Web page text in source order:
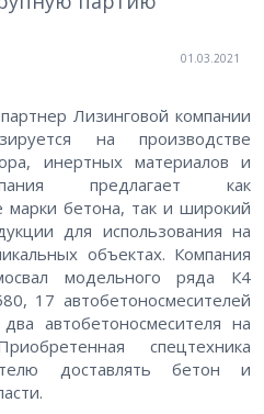
01.03.2021
Лизинговой компании
на производстве
инертных материалов и
предлагает как
бетона, так и широкий
для использования на
объектах. Компания
модельного ряда К4
17 автобетоносмесителей
автобетоносмесителя на
спецтехника
доставлять бетон и